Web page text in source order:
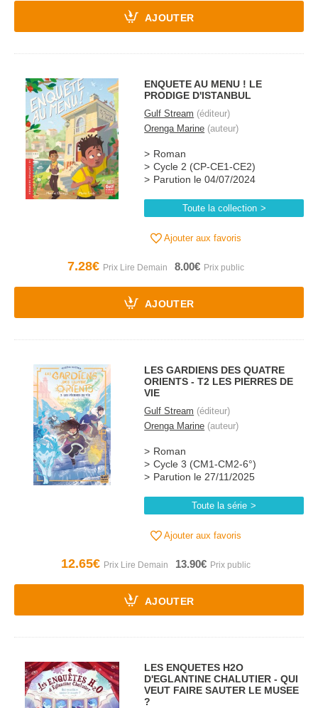
AJOUTER
ENQUETE AU MENU ! LE
PRODIGE D'ISTANBUL
Gulf Stream (éditeur)
Orenga Marine (auteur)
Roman
Cycle 2 (CP-CE1-CE2)
Parution le 04/07/2024
Toute la collection
Ajouter aux favoris
7.28€ 8.00€
AJOUTER
LES GARDIENS DES QUATRE
ORIENTS - T2 LES PIERRES DE
VIE
Gulf Stream (éditeur)
Orenga Marine (auteur)
Roman
Cycle 3 (CM1-CM2-6°)
Parution le 27/11/2025
Toute la série
Ajouter aux favoris
12.65€ 13.90€
AJOUTER
LES ENQUETES H2O
D'EGLANTINE CHALUTIER - QUI
VEUT FAIRE SAUTER LE MUSEE
?